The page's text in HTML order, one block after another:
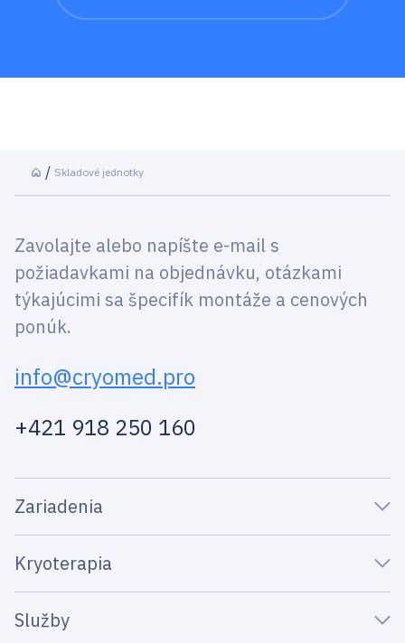
Skladové jednotky
Zavolajte alebo napíšte e-mail s
požiadavkami na objednávku, otázkami
týkajúcimi sa špecifík montáže a cenových
ponúk.
info@cryomed.pro
+421 918 250 160
Zariadenia
Kryoterapia
Služby